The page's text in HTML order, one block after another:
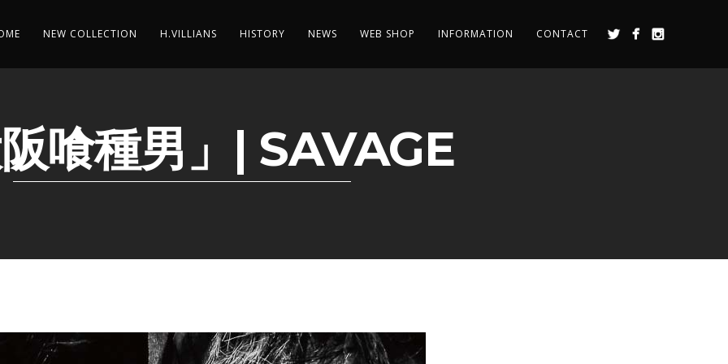
NEW COLLECTION H.VILLIANS HISTORY NEWS WEB SHOP INFORMATION CONTACT
喰種男」| SAVAGE